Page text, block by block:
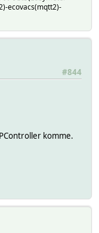
ecovacs(mqtt2)-
#844
komme.